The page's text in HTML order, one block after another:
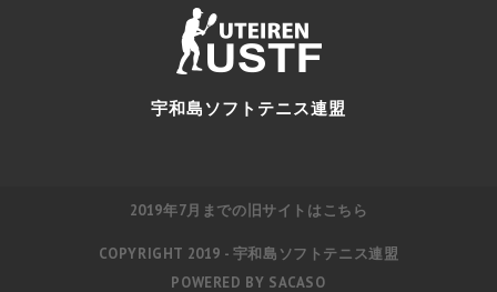
宇和島ソフトテニス連盟
2019年7月までの旧サイトはこちら
COPYRIGHT 2019 - 宇和島ソフトテニス連盟
POWERED BY SACASO